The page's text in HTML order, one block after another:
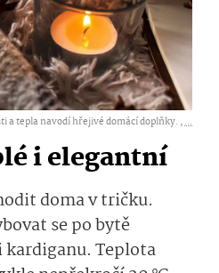
a tepla navodí hřejivé domácí doplňky. ,...
i elegantní
doma v tričku.
se po bytě
Teplota